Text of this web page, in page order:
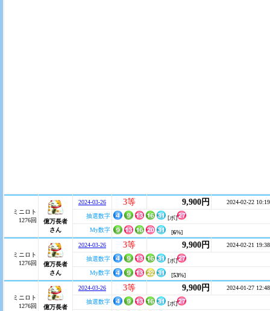
ミニロト
1276回
億万長者
さん
2024-03-26 3等 9,900円 2024-02-22 10:19
抽選数字
[ボ]
My数字
[6%]
ミニロト
1276回
億万長者
さん
2024-03-26 3等 9,900円 2024-02-21 19:38
抽選数字
[ボ]
My数字
[53%]
ミニロト
1276回
億万長者
2024-03-26 3等 9,900円 2024-01-27 12:48
抽選数字
[ボ]